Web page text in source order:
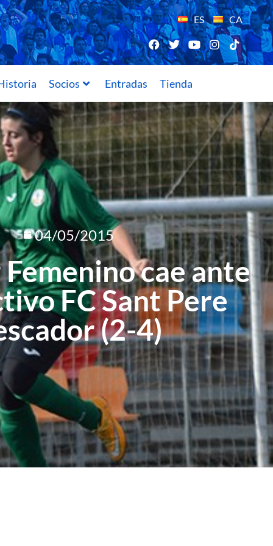
ES CA
Socios Entradas Tienda
04/05/2015
cae ante
FC Sant Pere
(2-4)